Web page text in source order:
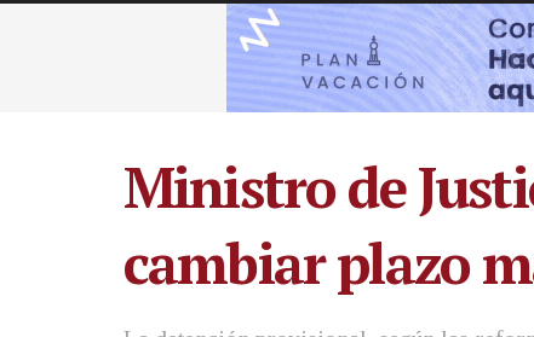
Ministro de
cambiar plazo